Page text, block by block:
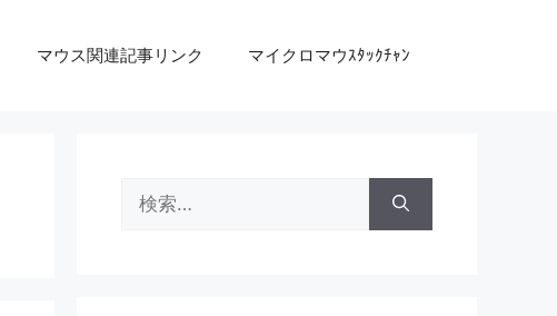
マウス関連記事リンク マイクロマウｽﾀｯｸﾁｬﾝ
索: